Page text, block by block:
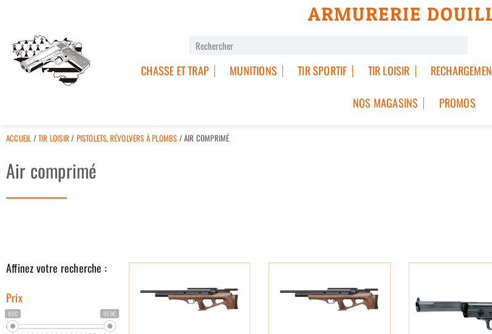
ARMURERIE
CHASSE ET TRAP MUNITIONS TIR SPORTIF TIR LOISIR
NOS MAGASINS PROMOS
ACCUEIL /TIR LOISIR / PISTOLETS, RÉVOLVERS À PLOMBS / AIR COMPRIMÉ
Air comprimé
Affinez votre recherche :
Prix
89€ 959€